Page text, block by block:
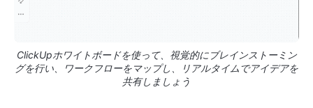
ClickUpホワイトボードを使って、視覚的にブレインストーミン
グを行い、ワークフローをマップし、リアルタイムでアイデアを
共有しましょう